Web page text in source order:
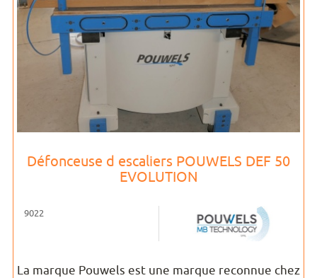
Défonceuse d escaliers POUWELS DEF 50
EVOLUTION
9022
La marque Pouwels est une marque reconnue chez